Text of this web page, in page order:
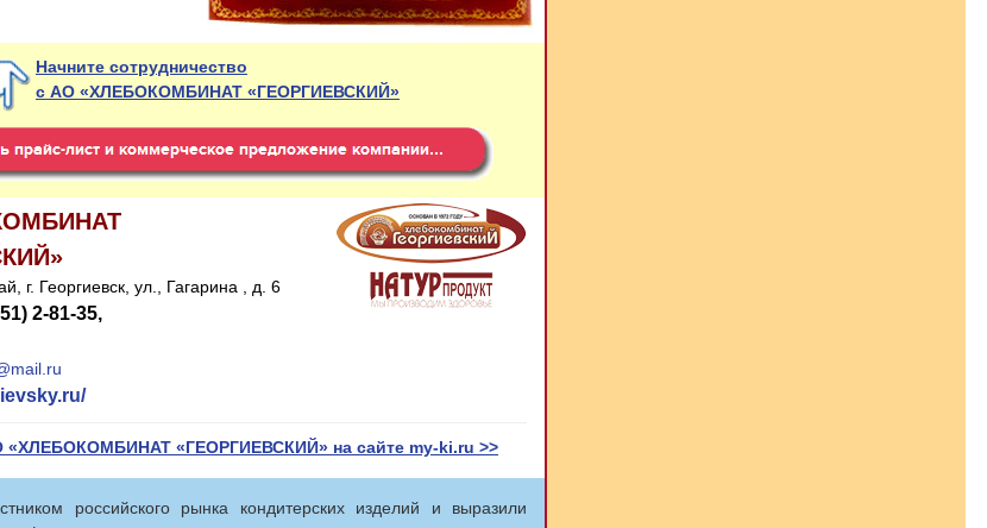
Начните сотрудничество
с АО «ХЛЕБОКОМБИНАТ «ГЕОРГИЕВСКИЙ»
г. Георгиевск, ул., Гагарина , д. 6
2-81-35,
«ГЕОРГИЕВСКИЙ» на сайте my-ki.ru >>
российского рынка кондитерских изделий и выразили